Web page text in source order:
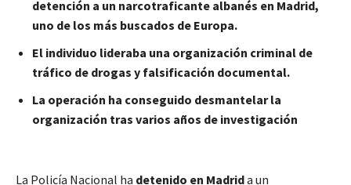
detención a un narcotraficante albanés en Madrid,
uno de los más buscados de Europa.
El individuo lideraba una organización criminal de
tráfico de drogas y falsificación documental.
La operación ha conseguido desmantelar la
organización tras varios años de investigación
La Policía Nacional ha detenido en Madrida un